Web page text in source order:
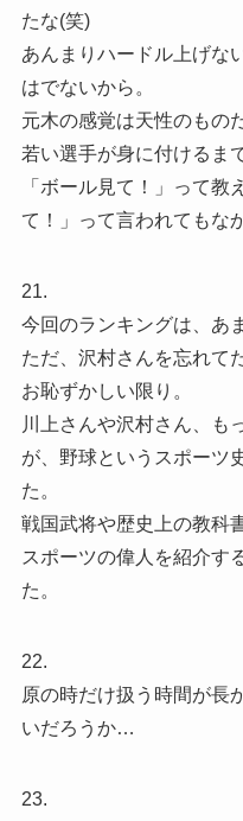
たな(笑)
あんまりハードル上げな
はでないから。
元木の感覚は天性のもの
若い選手が身に付けるま
「ボール見て！」って教
て！」って言われてもな
21.
今回のランキングは、あ
ただ、沢村さんを忘れて
お恥ずかしい限り。
川上さんや沢村さん、も
が、野球というスポーツ
た。
戦国武将や歴史上の教科
スポーツの偉人を紹介す
た。
22.
原の時だけ扱う時間が長
いだろうか…
23.